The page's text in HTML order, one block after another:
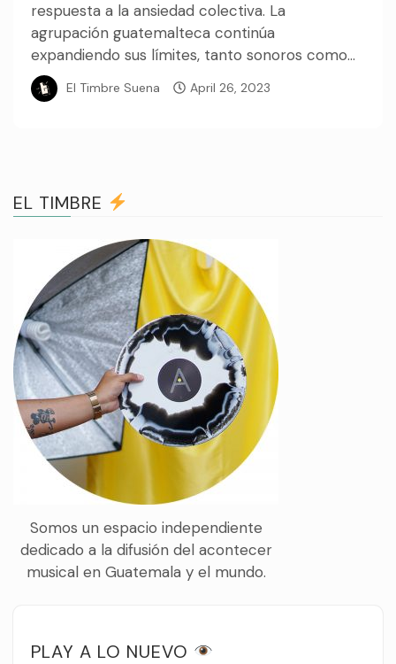
respuesta a la ansiedad colectiva. La
agrupación guatemalteca continúa
expandiendo sus límites, tanto sonoros como...
El Timbre Suena April 26, 2023
EL TIMBRE
Somos un espacio independiente
dedicado a la difusión del acontecer
musical en Guatemala y el mundo.
PLAY A LO NUEVO